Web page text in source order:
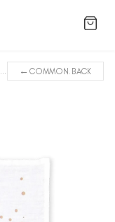
Serviette Seasonal
←COMMON.BACK